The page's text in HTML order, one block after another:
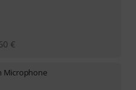
€
Microphone